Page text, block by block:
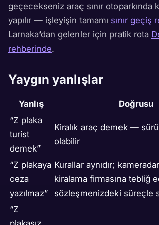
geçecekseniz araç sınır otoparkında
yapılır — işleyişin tamamı sınır geçiş
Larnaka’dan gelenler için pratik rota
rehberinde.
Yaygın yanlışlar
Yanlış
Doğrusu
“Z plaka
turist
demek”
Kiralık araç demek —
olabilir
“Z plakaya
ceza
yazılmaz”
Kurallar aynıdır;
kiralama firmasına tebliğ
sözleşmenizdeki süreçle
“Z